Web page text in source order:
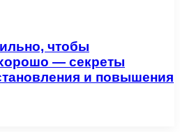
чтобы
— секреты
и повышения